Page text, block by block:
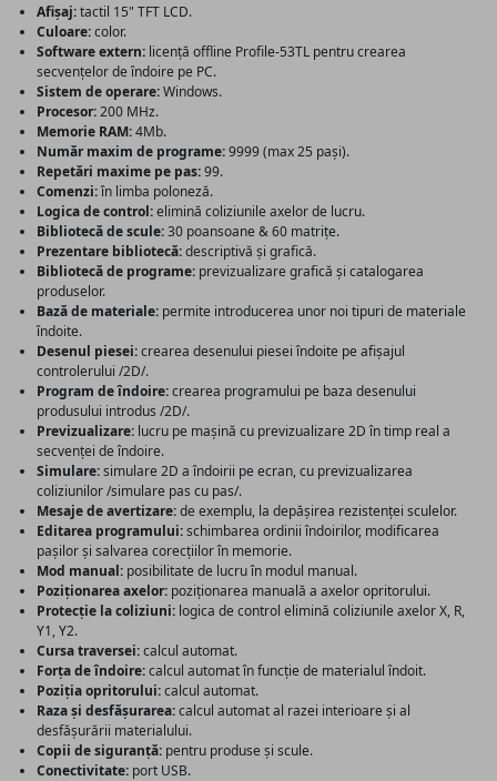
Afișaj:tactil 15" TFT LCD.
Culoare:color.
Software extern: licență offline Profile-53TL pentru crearea
secvențelor de îndoire pe PC.
Sistem de operare:Windows.
Procesor:200 MHz.
Memorie RAM:4Mb.
Număr maxim de programe:9999 (max 25 pași).
Repetări maxime pe pas:99.
Comenzi:în limba poloneză.
Logica de control:elimină coliziunile axelor de lucru.
Bibliotecă de scule:30 poansoane & 60 matrițe.
Prezentare bibliotecă:descriptivă și grafică.
Bibliotecă de programe: previzualizare grafică și catalogarea
produselor.
Bază de materiale: permite introducerea unor noi tipuri de materiale
îndoite.
Desenul piesei:crearea desenului piesei îndoite pe afișajul
controlerului /2D/.
Program de îndoire:crearea programului pe baza desenului
produsului introdus /2D/.
Previzualizare: lucru pe mașină cu previzualizare 2D în timp real a
secvenței de îndoire.
Simulare:simulare 2D a îndoirii pe ecran, cu previzualizarea
coliziunilor /simulare pas cu pas/.
Mesaje de avertizare:de exemplu, la depășirea rezistenței sculelor.
Editarea programului:schimbarea ordinii îndoirilor, modificarea
pașilor și salvarea corecțiilor în memorie.
Mod manual: posibilitate de lucru în modul manual.
Poziționarea axelor: poziționarea manuală a axelor opritorului.
Protecție la coliziuni: logica de control elimină coliziunile axelor X, R,
Y1, Y2.
Cursa traversei:calcul automat.
Forța de îndoire:calcul automat în funcție de materialul îndoit.
Poziția opritorului:calcul automat.
Raza și desfășurarea:calcul automat al razei interioare și al
desfășurării materialului.
Copii de siguranță: pentru produse și scule.
Conectivitate: port USB.